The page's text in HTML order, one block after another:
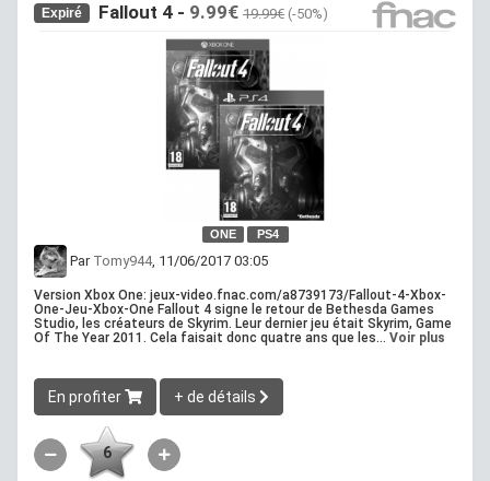
Expiré Fallout 4 - 9.99€ 19.99€ (-50%)
ONE PS4
Par Tomy944, 11/06/2017 03:05
Version Xbox One: jeux-video.fnac.com/a8739173/Fallout-4-Xbox-
One-Jeu-Xbox-One Fallout 4 signe le retour de Bethesda Games
Studio, les créateurs de Skyrim. Leur dernier jeu était Skyrim, Game
Of The Year 2011. Cela faisait donc quatre ans que les... Voir plus
En profiter + de détails
6